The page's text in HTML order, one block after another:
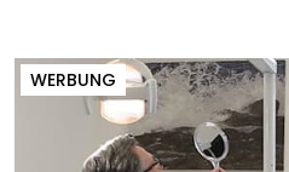
WERBUNG